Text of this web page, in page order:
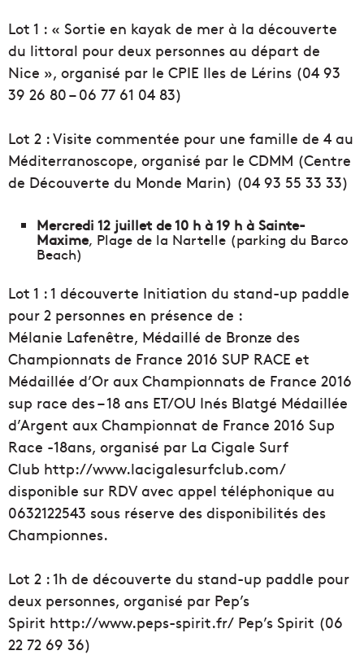
Lot 1 : « Sortie en kayak de mer à la découverte
du littoral pour deux personnes au départ de
Nice », organisé par le CPIE Iles de Lérins (04 93
39 26 80 – 06 77 61 04 83)
Lot 2 : Visite commentée pour une famille de 4 au
Méditerranoscope, organisé par le CDMM (Centre
de Découverte du Monde Marin) (04 93 55 33 33)
Mercredi 12 juillet de 10 h à 19 h à Sainte-
Maxime, Plage de la Nartelle (parking du Barco
Beach)
Lot 1 : 1 découverte Initiation du stand-up paddle
pour 2 personnes en présence de :
Mélanie Lafenêtre, Médaillé de Bronze des
Championnats de France 2016 SUP RACE et
Médaillée d’Or aux Championnats de France 2016
sup race des – 18 ans ET/OU Inés Blatgé Médaillée
d’Argent aux Championnat de France 2016 Sup
Race -18ans, organisé par La Cigale Surf
Club http://www.lacigalesurfclub.com/
disponible sur RDV avec appel téléphonique au
0632122543 sous réserve des disponibilités des
Championnes.
Lot 2 : 1h de découverte du stand-up paddle pour
deux personnes, organisé par Pep’s
Spirit http://www.peps-spirit.fr/ Pep’s Spirit (06
22 72 69 36)